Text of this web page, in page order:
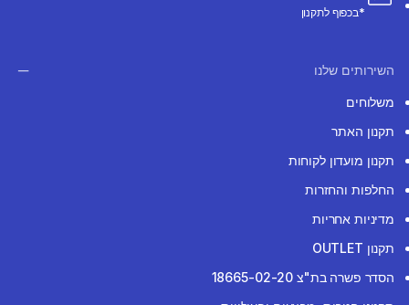
*בכפוף לתקנון
השירותים שלנו
משלוחים
תקנון האתר
תקנון מועדון לקוחות
החלפות והחזרות
מדיניות אחריות
תקנון OUTLET
הסדר פשרה בת"צ 18665-02-20